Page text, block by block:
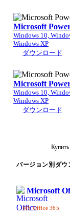
Microsoft
Windows 10,
Windows XP
ダウンロード
Microsoft
Windows 10,
Windows XP
ダウンロード
バージョン別ダウ
Microsoft
MS Office 365